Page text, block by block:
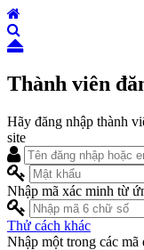
Thành viên
Hãy đăng nhập thành
site
Nhập mã xác minh từ
Thử cách khác
Nhập một trong các mã